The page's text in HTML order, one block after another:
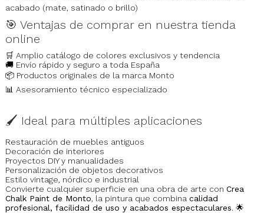
acabado (mate, satinado o brillo)
🎯 Ventajas de comprar en nuestra tienda
online
🛒 Amplio catálogo de colores exclusivos y tendencia
🚚 Envío rápido y seguro a toda España
📦 Productos originales de la marca Monto
📊 Asesoramiento técnico especializado
🖌️ Ideal para múltiples aplicaciones
Restauración de muebles antiguos
Decoración de interiores
Proyectos DIY y manualidades
Personalización de objetos decorativos
Estilo vintage, nórdico e industrial
Convierte cualquier superficie en una obra de arte con Crea
Chalk Paint de Monto, la pintura que combina calidad
profesional, facilidad de uso y acabados espectaculares. 🌟